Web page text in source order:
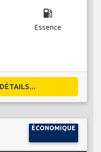
local_gas_station
Essence
ÉCONOMIQUE